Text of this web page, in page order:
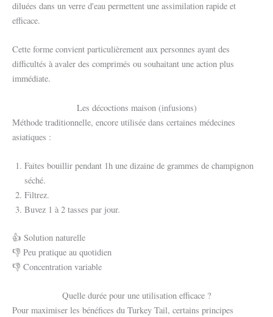
diluées dans un verre d'eau permettent une assimilation rapide et
efficace.
Cette forme convient particulièrement aux personnes ayant des
difficultés à avaler des comprimés ou souhaitant une action plus
immédiate.
Les décoctions maison (infusions)
Méthode traditionnelle, encore utilisée dans certaines médecines
asiatiques :
Faites bouillir pendant 1h une dizaine de grammes de champignon
séché.
Filtrez.
Buvez 1 à 2 tasses par jour.
👍 Solution naturelle
👎 Peu pratique au quotidien
👎 Concentration variable
Quelle durée pour une utilisation efficace ?
Pour maximiser les bénéfices du Turkey Tail, certains principes